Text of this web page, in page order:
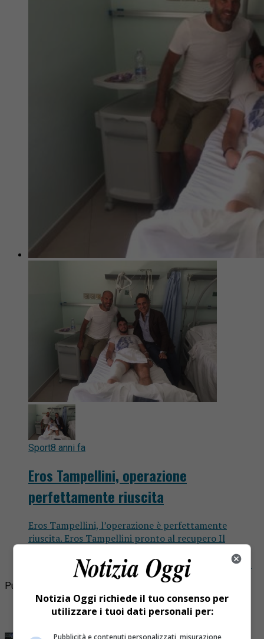
Sport8 anni fa
Eros Tampellini, operazione
perfettamente riuscita
Eros Tampellini, l’operazione è perfettamente
riuscita. Eros Tampellini pronto al recupero Il
Borgosesia Calcio, comunica che dopo l’infortunio
patito questa estate, con la conseguente lesione al...
Pubblicità
I più letti
Notizia Oggi richiede il tuo consenso per
utilizzare i tuoi dati personali per:
Pubblicità e contenuti personalizzati, misurazione